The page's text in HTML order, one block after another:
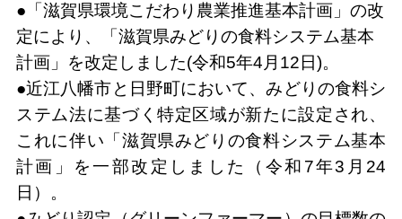
●「滋賀県環境こだわり農業推進基本計画」の改
定により、「滋賀県みどりの食料システム基本
計画」を改定しました(令和5年4月12日)。
●近江八幡市と日野町において、みどりの食料シ
ステム法に基づく特定区域が新たに設定され、
これに伴い「滋賀県みどりの食料システム基本
計画」を一部改定しました（令和7年3月24
日）。